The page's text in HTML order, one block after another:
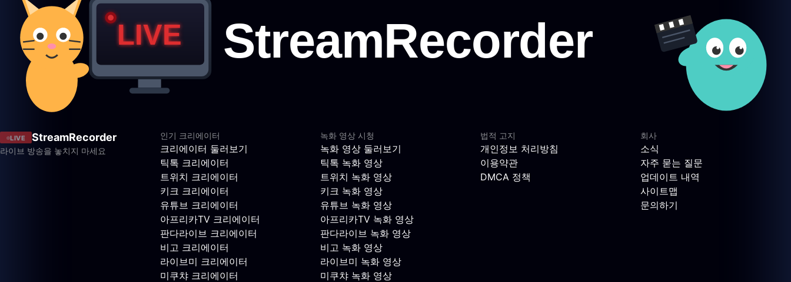
LIVE StreamRecorder
라이브 방송을 놓치지 마세요
인기 크리에이터
크리에이터 둘러보기
틱톡 크리에이터
트위치 크리에이터
키크 크리에이터
유튜브 크리에이터
아프리카TV 크리에이터
판다라이브 크리에이터
비고 크리에이터
라이브미 크리에이터
미쿠챠 크리에이터
녹화 영상 시청
녹화 영상 둘러보기
틱톡 녹화 영상
트위치 녹화 영상
키크 녹화 영상
유튜브 녹화 영상
아프리카TV 녹화 영상
판다라이브 녹화 영상
비고 녹화 영상
라이브미 녹화 영상
미쿠챠 녹화 영상
법적 고지
개인정보 처리방침
이용약관
DMCA 정책
회사
소식
자주 묻는 질문
업데이트 내역
사이트맵
문의하기